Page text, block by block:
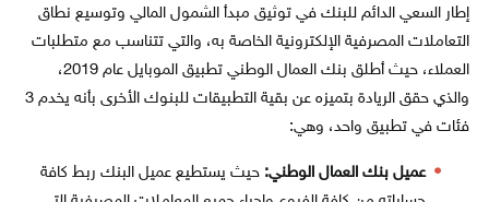
إطار السعي الدائم للبنك في توثيق مبدأ الشمول المالي وتوسيع نطاق
التعاملات المصرفية الإلكترونية الخاصة به، والتي تتناسب مع متطلبات
العملاء، حيث أطلق بنك العمال الوطني تطبيق الموبايل عام 2019،
والذي حقق الريادة بتميزه عن بقية التطبيقات للبنوك الأخرى بأنه يخدم 3
فئات في تطبيق واحد، وهي:
عميل بنك العمال الوطني: حيث يستطيع عميل البنك ربط كافة